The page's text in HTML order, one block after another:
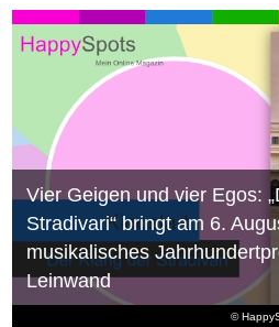
©
Vier Geigen und vier Egos:
Stradivari“ bringt am 6.
musikalisches
Leinwand